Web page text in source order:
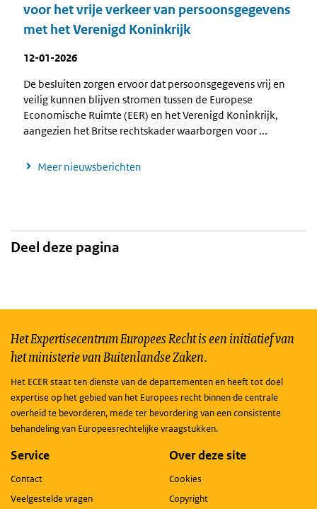
voor het vrije verkeer van persoonsgegevens
met het Verenigd Koninkrijk
12-01-2026
De besluiten zorgen ervoor dat persoonsgegevens vrij en
veilig kunnen blijven stromen tussen de Europese
Economische Ruimte (EER) en het Verenigd Koninkrijk,
aangezien het Britse rechtskader waarborgen voor ...
Meer nieuwsberichten
Deel deze pagina
Het Expertisecentrum Europees Recht is een initiatief van
het ministerie van Buitenlandse Zaken.
Het ECER staat ten dienste van de departementen en heeft tot doel
expertise op het gebied van het Europees recht binnen de centrale
overheid te bevorderen, mede ter bevordering van een consistente
behandeling van Europeesrechtelijke vraagstukken.
Service
Contact
Veelgestelde vragen
Over deze site
Cookies
Copyright